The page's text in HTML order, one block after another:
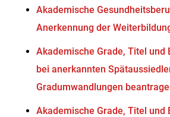
Akademische
Anerkennung der
Akademische Grade, Titel und
bei anerkannten
Gradumwandlungen
Akademische Grade, Titel und